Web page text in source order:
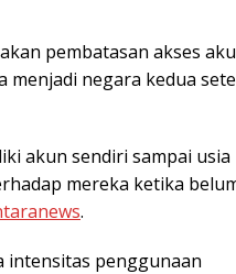
pembatasan akses
menjadi negara kedua
akun sendiri sampai usia
mereka ketika
.
intensitas penggunaan